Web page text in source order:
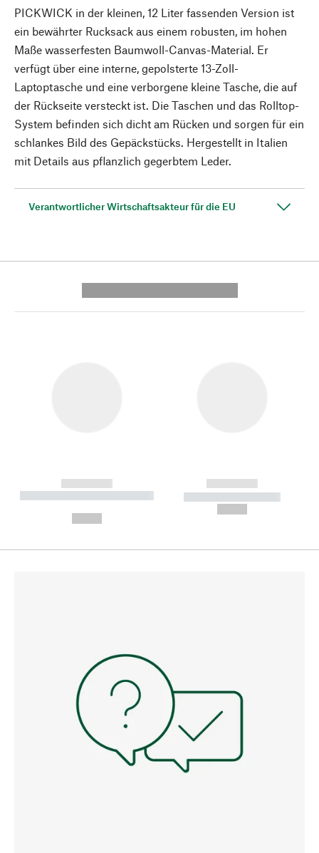
PICKWICK in der kleinen, 12 Liter fassenden Version ist
ein bewährter Rucksack aus einem robusten, im hohen
Maße wasserfesten Baumwoll-Canvas-Material. Er
verfügt über eine interne, gepolsterte 13-Zoll-
Laptoptasche und eine verborgene kleine Tasche, die auf
der Rückseite versteckt ist. Die Taschen und das Rolltop-
System befinden sich dicht am Rücken und sorgen für ein
schlankes Bild des Gepäckstücks. Hergestellt in Italien
mit Details aus pflanzlich gegerbtem Leder.
Verantwortlicher Wirtschaftsakteur für die EU
------------
----------- ----------- --------
------------
----------- -----------